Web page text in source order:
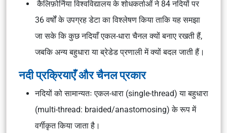
कैलिफ़ोर्निया विश्वविद्यालय के शोधकर्ताओं ने 84 नदियों पर
36 वर्षों के उपग्रह डेटा का विश्लेषण किया ताकि यह समझा
जा सके कि कुछ नदियाँ एकल-धारा चैनल क्यों बनाए रखती हैं,
जबकि अन्य बहुधारा या ब्रेडेड प्रणाली में क्यों बदल जाती हैं।
नदी प्रक्रियाएँ और चैनल प्रकार
नदियों को सामान्यतः एकल-धारा (single-thread) या बहुधारा
(multi-thread: braided/anastomosing) के रूप में
वर्गीकृत किया जाता है।